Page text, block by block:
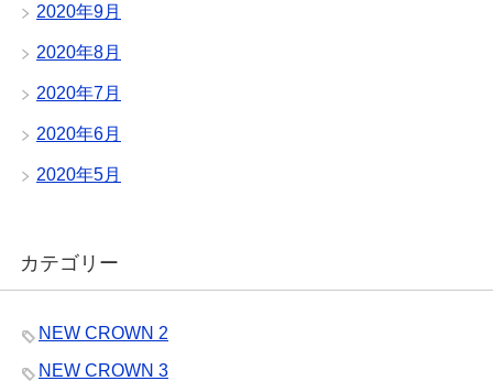
2020年9月
2020年8月
2020年7月
2020年6月
2020年5月
カテゴリー
NEW CROWN 2
NEW CROWN 3